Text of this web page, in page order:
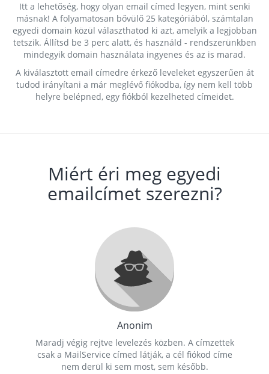
Itt a lehetőség, hogy olyan email címed legyen, mint senki
másnak! A folyamatosan bővülő 25 kategóriából, számtalan
egyedi domain közül választhatod ki azt, amelyik a legjobban
tetszik. Állítsd be 3 perc alatt, és használd - rendszerünkben
mindegyik domain használata ingyenes és az is marad.
A kiválasztott email címedre érkező leveleket egyszerűen át
tudod irányítani a már meglévő fiókodba, így nem kell több
helyre belépned, egy fiókból kezelheted címeidet.
Miért éri meg egyedi
emailcímet szerezni?
Anonim
Maradj végig rejtve levelezés közben. A címzettek
csak a MailService címed látják, a cél fiókod címe
nem derül ki sem most, sem később.